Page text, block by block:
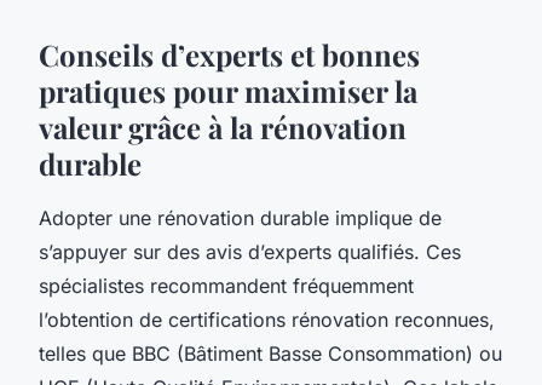
Conseils d’experts et bonnes
pratiques pour maximiser la
valeur grâce à la rénovation
durable
Adopter une rénovation durable implique de
s’appuyer sur des avis d’experts qualifiés. Ces
spécialistes recommandent fréquemment
l’obtention de certifications rénovation reconnues,
telles que BBC (Bâtiment Basse Consommation) ou